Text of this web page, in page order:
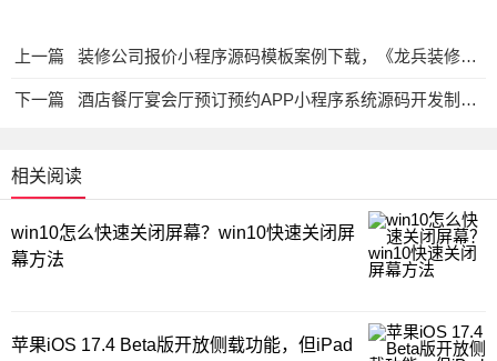
上一篇 装修公司报价小程序源码模板案例下载，《龙兵装修获客小程序》
下一篇 酒店餐厅宴会厅预订预约APP小程序系统源码开发制作，全员引流
相关阅读
win10怎么快速关闭屏幕？win10快速关闭屏
幕方法
苹果iOS 17.4 Beta版开放侧载功能，但iPad